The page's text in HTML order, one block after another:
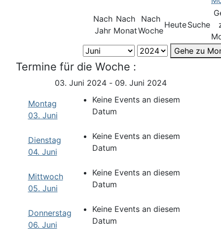
Nach
Jahr
Nach
Monat
Nach
Woche
HeuteSuche
Gehe zu
Termine für die Woche :
03. Juni 2024 - 09. Juni 2024
Montag
03. Juni
Keine Events an diesem
Datum
Dienstag
04. Juni
Keine Events an diesem
Datum
Mittwoch
05. Juni
Keine Events an diesem
Datum
Donnerstag
06. Juni
Keine Events an diesem
Datum